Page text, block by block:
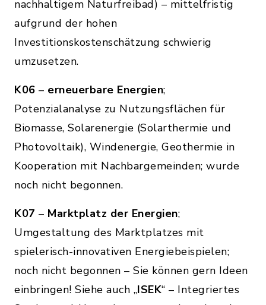
nachhaltigem Naturfreibad) – mittelfristig
aufgrund der hohen
Investitionskostenschätzung schwierig
umzusetzen.
K06 – erneuerbare Energien;
Potenzialanalyse zu Nutzungsflächen für
Biomasse, Solarenergie (Solarthermie und
Photovoltaik), Windenergie, Geothermie in
Kooperation mit Nachbargemeinden; wurde
noch nicht begonnen.
K07 – Marktplatz der Energien;
Umgestaltung des Marktplatzes mit
spielerisch-innovativen Energiebeispielen;
noch nicht begonnen – Sie können gern Ideen
einbringen! Siehe auch „ISEK“ – Integriertes